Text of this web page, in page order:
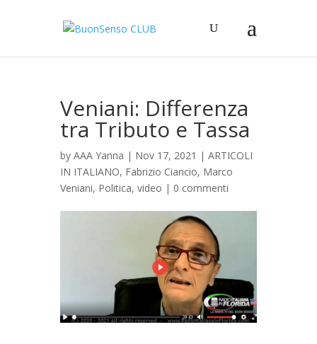
Veniani: Differenza
tra Tributo e Tassa
by AAA Yanna | Nov 17, 2021 | ARTICOLI
IN ITALIANO, Fabrizio Ciancio, Marco
Veniani, Politica, video | 0 commenti